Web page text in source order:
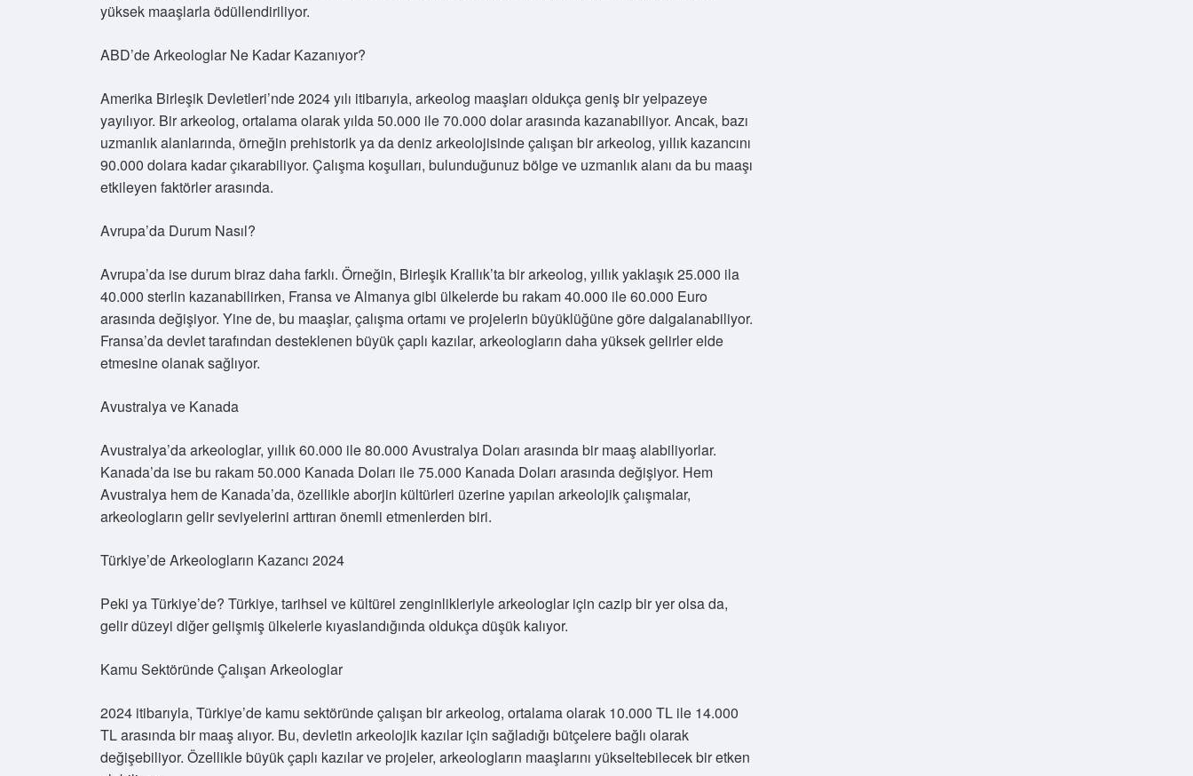
yüksek maaşlarla ödüllendiriliyor.
ABD’de Arkeologlar Ne Kadar Kazanıyor?
Amerika Birleşik Devletleri’nde 2024 yılı itibarıyla, arkeolog maaşları oldukça geniş bir yelpazeye
yayılıyor. Bir arkeolog, ortalama olarak yılda 50.000 ile 70.000 dolar arasında kazanabiliyor. Ancak, bazı
uzmanlık alanlarında, örneğin prehistorik ya da deniz arkeolojisinde çalışan bir arkeolog, yıllık kazancını
90.000 dolara kadar çıkarabiliyor. Çalışma koşulları, bulunduğunuz bölge ve uzmanlık alanı da bu maaşı
etkileyen faktörler arasında.
Avrupa’da Durum Nasıl?
Avrupa’da ise durum biraz daha farklı. Örneğin, Birleşik Krallık’ta bir arkeolog, yıllık yaklaşık 25.000 ila
40.000 sterlin kazanabilirken, Fransa ve Almanya gibi ülkelerde bu rakam 40.000 ile 60.000 Euro
arasında değişiyor. Yine de, bu maaşlar, çalışma ortamı ve projelerin büyüklüğüne göre dalgalanabiliyor.
Fransa’da devlet tarafından desteklenen büyük çaplı kazılar, arkeologların daha yüksek gelirler elde
etmesine olanak sağlıyor.
Avustralya ve Kanada
Avustralya’da arkeologlar, yıllık 60.000 ile 80.000 Avustralya Doları arasında bir maaş alabiliyorlar.
Kanada’da ise bu rakam 50.000 Kanada Doları ile 75.000 Kanada Doları arasında değişiyor. Hem
Avustralya hem de Kanada’da, özellikle aborjin kültürleri üzerine yapılan arkeolojik çalışmalar,
arkeologların gelir seviyelerini arttıran önemli etmenlerden biri.
Türkiye’de Arkeologların Kazancı 2024
Peki ya Türkiye’de? Türkiye, tarihsel ve kültürel zenginlikleriyle arkeologlar için cazip bir yer olsa da,
gelir düzeyi diğer gelişmiş ülkelerle kıyaslandığında oldukça düşük kalıyor.
Kamu Sektöründe Çalışan Arkeologlar
2024 itibarıyla, Türkiye’de kamu sektöründe çalışan bir arkeolog, ortalama olarak 10.000 TL ile 14.000
TL arasında bir maaş alıyor. Bu, devletin arkeolojik kazılar için sağladığı bütçelere bağlı olarak
değişebiliyor. Özellikle büyük çaplı kazılar ve projeler, arkeologların maaşlarını yükseltebilecek bir etken